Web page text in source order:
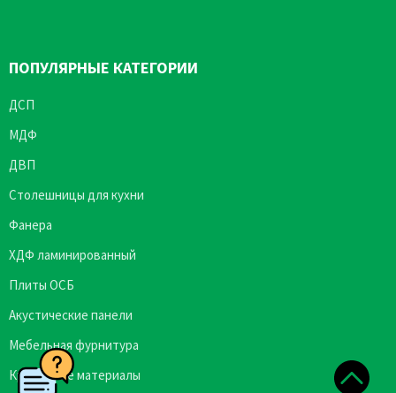
ПОПУЛЯРНЫЕ КАТЕГОРИИ
ДСП
МДФ
ДВП
Столешницы для кухни
Фанера
ХДФ ламинированный
Плиты ОСБ
Акустические панели
Мебельная фурнитура
Кромочные материалы